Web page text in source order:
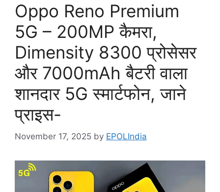
Oppo Reno Premium
5G – 200MP कैमरा,
Dimensity 8300 प्रोसेसर
और 7000mAh बैटरी वाला
शानदार 5G स्मार्टफोन, जाने
प्राइस-
November 17, 2025 by EPOLIndia